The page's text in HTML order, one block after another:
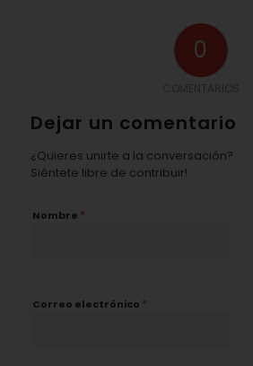
0
Dejar un comentario
¿Quieres unirte a la conversación?
Siéntete libre de contribuir!
Nombre *
Correo electrónico *